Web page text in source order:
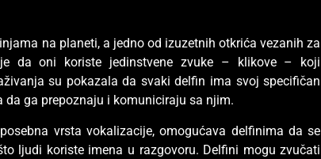
na planeti, a jedno od izuzetnih otkrića vezanih za
je da oni koriste jedinstvene zvuke – klikove – koji
su pokazala da svaki delfin ima svoj specifičan
da ga prepoznaju i komuniciraju sa njim.
vrsta vokalizacije, omogućava delfinima da se
ljudi koriste imena u razgovoru. Delfini mogu zvučati